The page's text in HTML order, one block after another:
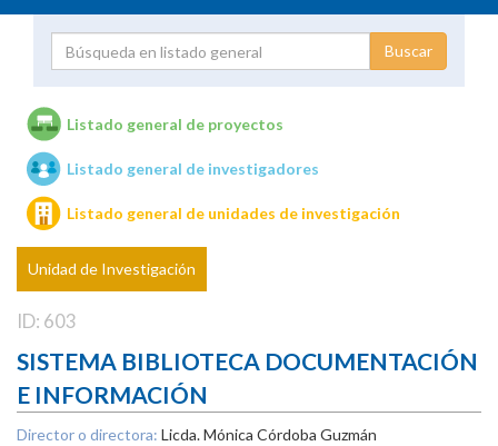
Unidades de investigación
Listado general de proyectos
Listado general de investigadores
Listado general de unidades de investigación
Unidad de Investigación
ID: 603
SISTEMA BIBLIOTECA DOCUMENTACIÓN
E INFORMACIÓN
Director o directora: Licda. Mónica Córdoba Guzmán